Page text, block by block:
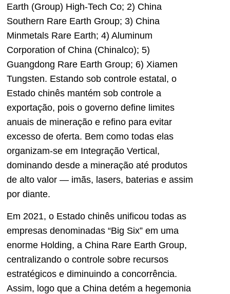
Earth (Group) High-Tech Co; 2) China
Southern Rare Earth Group; 3) China
Minmetals Rare Earth; 4) Aluminum
Corporation of China (Chinalco); 5)
Guangdong Rare Earth Group; 6) Xiamen
Tungsten. Estando sob controle estatal, o
Estado chinês mantém sob controle a
exportação, pois o governo define limites
anuais de mineração e refino para evitar
excesso de oferta. Bem como todas elas
organizam-se em Integração Vertical,
dominando desde a mineração até produtos
de alto valor — imãs, lasers, baterias e assim
por diante.
Em 2021, o Estado chinês unificou todas as
empresas denominadas “Big Six” em uma
enorme Holding, a China Rare Earth Group,
centralizando o controle sobre recursos
estratégicos e diminuindo a concorrência.
Assim, logo que a China detém a hegemonia